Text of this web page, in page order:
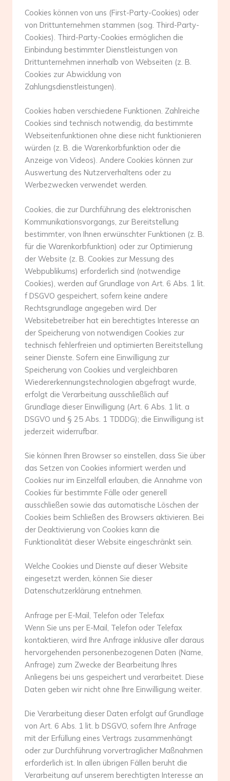
Cookies können von uns (First-Party-Cookies) oder
von Drittunternehmen stammen (sog. Third-Party-
Cookies). Third-Party-Cookies ermöglichen die
Einbindung bestimmter Dienstleistungen von
Drittunternehmen innerhalb von Webseiten (z. B.
Cookies zur Abwicklung von
Zahlungsdienstleistungen).
Cookies haben verschiedene Funktionen. Zahlreiche
Cookies sind technisch notwendig, da bestimmte
Webseitenfunktionen ohne diese nicht funktionieren
würden (z. B. die Warenkorbfunktion oder die
Anzeige von Videos). Andere Cookies können zur
Auswertung des Nutzerverhaltens oder zu
Werbezwecken verwendet werden.
Cookies, die zur Durchführung des elektronischen
Kommunikationsvorgangs, zur Bereitstellung
bestimmter, von Ihnen erwünschter Funktionen (z. B.
für die Warenkorbfunktion) oder zur Optimierung
der Website (z. B. Cookies zur Messung des
Webpublikums) erforderlich sind (notwendige
Cookies), werden auf Grundlage von Art. 6 Abs. 1 lit.
f DSGVO gespeichert, sofern keine andere
Rechtsgrundlage angegeben wird. Der
Websitebetreiber hat ein berechtigtes Interesse an
der Speicherung von notwendigen Cookies zur
technisch fehlerfreien und optimierten Bereitstellung
seiner Dienste. Sofern eine Einwilligung zur
Speicherung von Cookies und vergleichbaren
Wiedererkennungstechnologien abgefragt wurde,
erfolgt die Verarbeitung ausschließlich auf
Grundlage dieser Einwilligung (Art. 6 Abs. 1 lit. a
DSGVO und § 25 Abs. 1 TDDDG); die Einwilligung ist
jederzeit widerrufbar.
Sie können Ihren Browser so einstellen, dass Sie über
das Setzen von Cookies informiert werden und
Cookies nur im Einzelfall erlauben, die Annahme von
Cookies für bestimmte Fälle oder generell
ausschließen sowie das automatische Löschen der
Cookies beim Schließen des Browsers aktivieren. Bei
der Deaktivierung von Cookies kann die
Funktionalität dieser Website eingeschränkt sein.
Welche Cookies und Dienste auf dieser Website
eingesetzt werden, können Sie dieser
Datenschutzerklärung entnehmen.
Anfrage per E-Mail, Telefon oder Telefax
Wenn Sie uns per E-Mail, Telefon oder Telefax
kontaktieren, wird Ihre Anfrage inklusive aller daraus
hervorgehenden personenbezogenen Daten (Name,
Anfrage) zum Zwecke der Bearbeitung Ihres
Anliegens bei uns gespeichert und verarbeitet. Diese
Daten geben wir nicht ohne Ihre Einwilligung weiter.
Die Verarbeitung dieser Daten erfolgt auf Grundlage
von Art. 6 Abs. 1 lit. b DSGVO, sofern Ihre Anfrage
mit der Erfüllung eines Vertrags zusammenhängt
oder zur Durchführung vorvertraglicher Maßnahmen
erforderlich ist. In allen übrigen Fällen beruht die
Verarbeitung auf unserem berechtigten Interesse an